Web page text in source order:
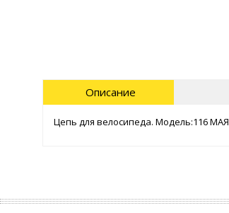
Описание
Цепь для велосипеда. Модель:116 МАЯ